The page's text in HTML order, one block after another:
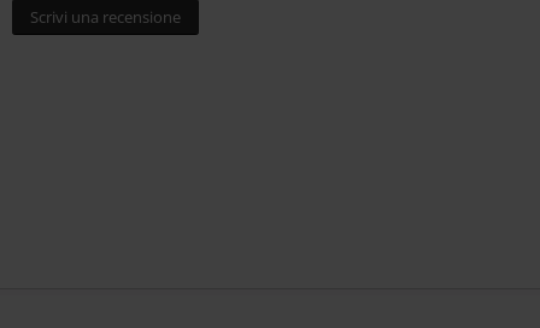
Scrivi una recensione